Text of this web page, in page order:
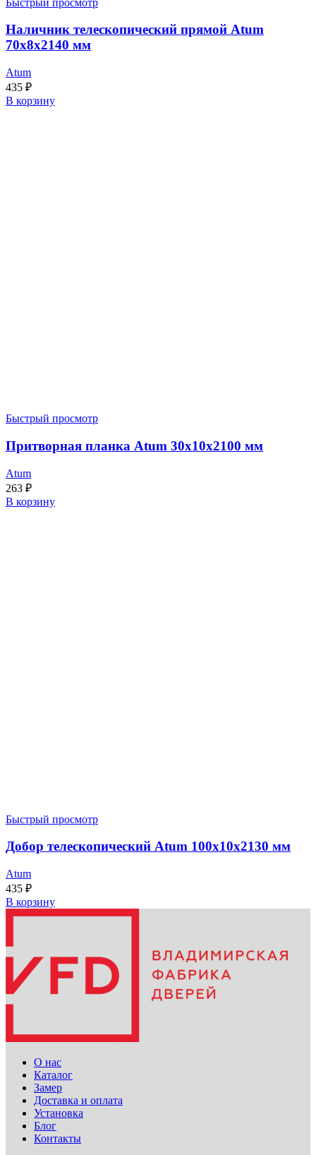
Наличник телескопический прямой Atum
70x8x2140 мм
Atum
435 ₽
В корзину
Быстрый просмотр
Притворная планка Atum 30x10x2100 мм
Atum
263 ₽
В корзину
Быстрый просмотр
Добор телескопический Atum 100x10x2130 мм
Atum
435 ₽
В корзину
О нас
Каталог
Замер
Доставка и оплата
Установка
Блог
Контакты